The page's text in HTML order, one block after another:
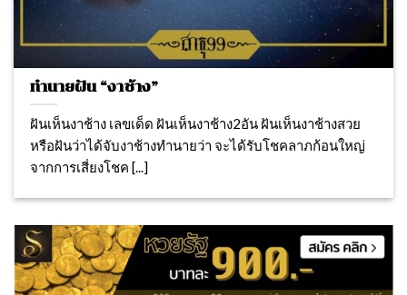
ทำนายฝัน “งาช้าง”
ฝันเห็นงาช้าง เลขเด็ด ฝันเห็นงาช้าง2อัน ฝันเห็นงาช้างสวย
หรือฝันว่าได้จับงาช้างทำนายว่า จะได้รับโชคลาภก้อนใหญ่
จากการเสี่ยงโชค [...]